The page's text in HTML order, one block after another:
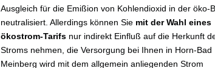
Ausgleich für die Emißion von Kohlendioxid in der öko-
neutralisiert. Allerdings können Sie mit der Wahl eines
ökostrom-Tarifs nur indirekt Einfluß auf die Herkunft
Stroms nehmen, die Versorgung bei Ihnen in Horn-Bad
Meinberg wird mit dem allgemein anliegenden Strom